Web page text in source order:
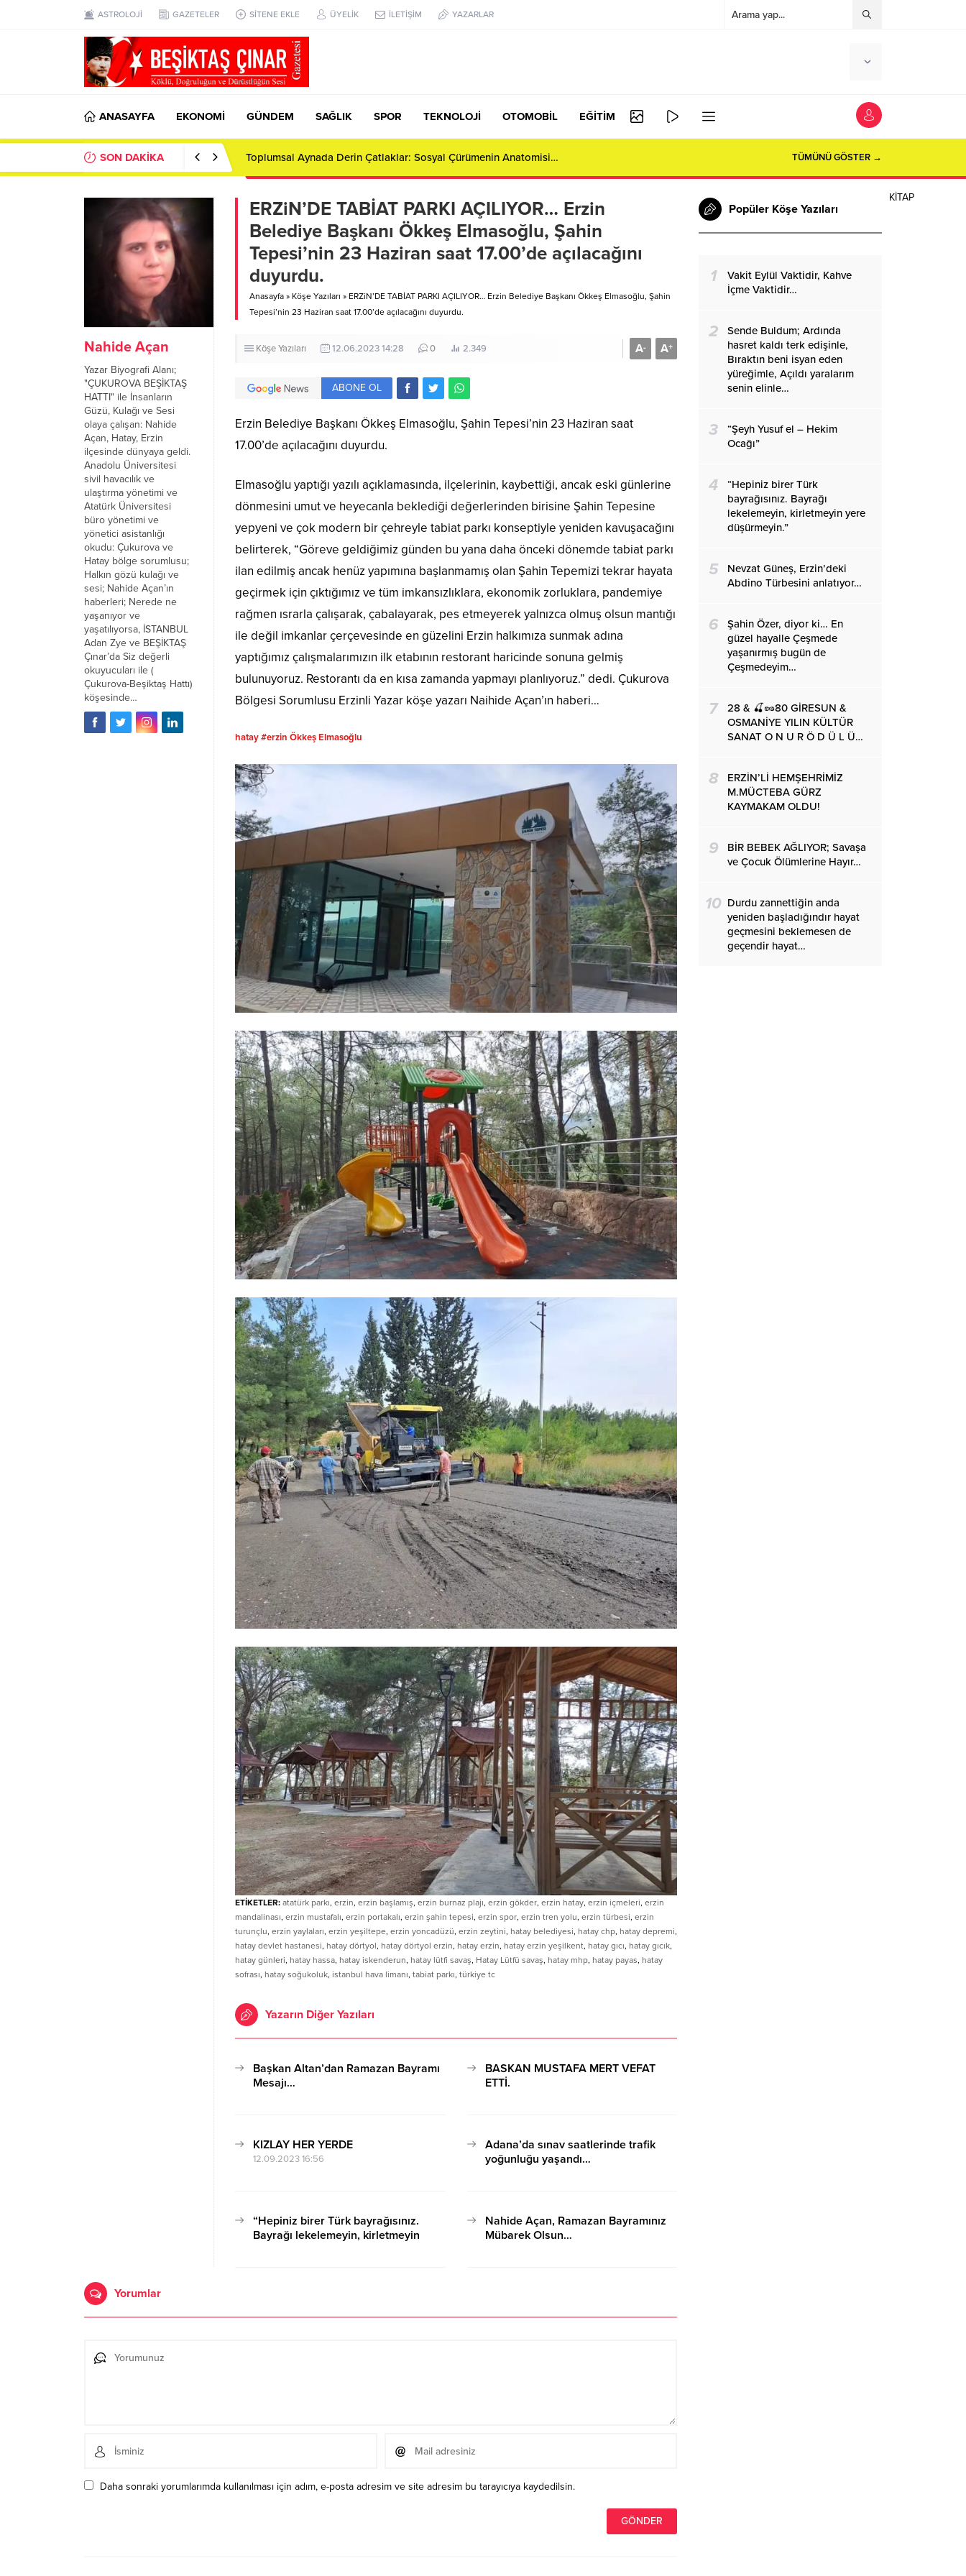
ASTROLOJİ GAZETELER SİTENE EKLE ÜYELİK İLETİŞİM YAZARLAR
ANASAYFA EKONOMİ GÜNDEM SAĞLIK SPOR TEKNOLOJİ OTOMOBİL EĞİTİM
SON DAKİKA Toplumsal Aynada Derin Çatlaklar: Sosyal Çürümenin Anatomisi… TÜMÜNÜ GÖSTER →
KİTAP
Nahide Açan
Yazar Biyografi Alanı;
"ÇUKUROVA BEŞİKTAŞ
HATTI" ile İnsanların
Güzü, Kulağı ve Sesi
olaya çalışan: Nahide
Açan, Hatay, Erzin
ilçesinde dünyaya geldi.
Anadolu Üniversitesi
sivil havacılık ve
ulaştırma yönetimi ve
Atatürk Üniversitesi
büro yönetimi ve
yönetici asistanlığı
okudu: Çukurova ve
Hatay bölge sorumlusu;
Halkın gözü kulağı ve
sesi; Nahide Açan’ın
haberleri; Nerede ne
yaşanıyor ve
yaşatılıyorsa, İSTANBUL
Adan Zye ve BEŞİKTAŞ
Çınar’da Siz değerli
okuyucuları ile (
Çukurova-Beşiktaş Hattı)
köşesinde…
ERZiN’DE TABİAT PARKI AÇILIYOR… Erzin
Belediye Başkanı Ökkeş Elmasoğlu, Şahin
Tepesi’nin 23 Haziran saat 17.00’de açılacağını
duyurdu.
Anasayfa » Köşe Yazıları » ERZiN’DE TABİAT PARKI AÇILIYOR… Erzin Belediye Başkanı Ökkeş Elmasoğlu, Şahin
Tepesi’nin 23 Haziran saat 17.00’de açılacağını duyurdu.
Köşe Yazıları 12.06.2023 14:28 0 2.349 A+
A-
ABONE OL
Erzin Belediye Başkanı Ökkeş Elmasoğlu, Şahin Tepesi’nin 23 Haziran saat
17.00’de açılacağını duyurdu.
Elmasoğlu yaptığı yazılı açıklamasında, ilçelerinin, kaybettiği, ancak eski günlerine
dönmesini umut ve heyecanla beklediği değerlerinden birisine Şahin Tepesine
yepyeni ve çok modern bir çehreyle tabiat parkı konseptiyle yeniden kavuşacağını
belirterek, “Göreve geldiğimiz günden bu yana daha önceki dönemde tabiat parkı
ilan edilmiş ancak henüz yapımına başlanmamış olan Şahin Tepemizi tekrar hayata
geçirmek için çıktığımız ve tüm imkansızlıklara, ekonomik zorluklara, pandemiye
rağmen ısrarla çalışarak, çabalayarak, pes etmeyerek yalnızca olmuş olsun mantığı
ile değil imkanlar çerçevesinde en güzelini Erzin halkımıza sunmak adına
yaptığımız çalışmalarımızın ilk etabının restorant haricinde sonuna gelmiş
bulunuyoruz. Restorantı da en kısa zamanda yapmayı planlıyoruz.” dedi. Çukurova
Bölgesi Sorumlusu Erzinli Yazar köşe yazarı Naihide Açan’ın haberi…
hatay #erzin Ökkeş Elmasoğlu
ETİKETLER: atatürk parkı, erzin, erzin başlamış, erzin burnaz plajı, erzin gökder, erzin hatay, erzin içmeleri, erzin
mandalinası, erzin mustafalı, erzin portakalı, erzin şahin tepesi, erzin spor, erzin tren yolu, erzin türbesi, erzin
turunçlu, erzin yaylaları, erzin yeşiltepe, erzin yoncadüzü, erzin zeytini, hatay belediyesi, hatay chp, hatay depremi,
hatay devlet hastanesi, hatay dörtyol, hatay dörtyol erzin, hatay erzin, hatay erzin yeşilkent, hatay gıcı, hatay gıcık,
hatay günleri, hatay hassa, hatay iskenderun, hatay lütfi savaş, Hatay Lütfü savaş, hatay mhp, hatay payas, hatay
sofrası, hatay soğukoluk, istanbul hava limanı, tabiat parkı, türkiye tc
Yazarın Diğer Yazıları
Başkan Altan’dan Ramazan Bayramı
Mesajı…
BASKAN MUSTAFA MERT VEFAT
ETTİ.
KIZLAY HER YERDE
12.09.2023 16:56
Adana’da sınav saatlerinde trafik
yoğunluğu yaşandı…
“Hepiniz birer Türk bayrağısınız.
Bayrağı lekelemeyin, kirletmeyin
Nahide Açan, Ramazan Bayramınız
Mübarek Olsun…
Yorumlar
Daha sonraki yorumlarımda kullanılması için adım, e-posta adresim ve site adresim bu tarayıcıya kaydedilsin.
Popüler Köşe Yazıları
1
Vakit Eylül Vaktidir, Kahve
İçme Vaktidir…
2
Sende Buldum; Ardında
hasret kaldı terk edişinle,
Bıraktın beni isyan eden
yüreğimle, Açıldı yaralarım
senin elinle…
3
“Şeyh Yusuf el – Hekim
Ocağı”
4
“Hepiniz birer Türk
bayrağısınız. Bayrağı
lekelemeyin, kirletmeyin yere
düşürmeyin.”
5
Nevzat Güneş, Erzin’deki
Abdino Türbesini anlatıyor…
6
Şahin Özer, diyor ki… En
güzel hayalle Çeşmede
yaşanırmış bugün de
Çeşmedeyim…
7
28 & 🍒🥜80 GİRESUN &
OSMANİYE YILIN KÜLTÜR
SANAT O N U R Ö D Ü L Ü…
8
ERZİN’Lİ HEMŞEHRİMİZ
M.MÜCTEBA GÜRZ
KAYMAKAM OLDU!
9
BİR BEBEK AĞLIYOR; Savaşa
ve Çocuk Ölümlerine Hayır…
10 Durdu zannettiğin anda
yeniden başladığındır hayat
geçmesini beklemesen de
geçendir hayat…